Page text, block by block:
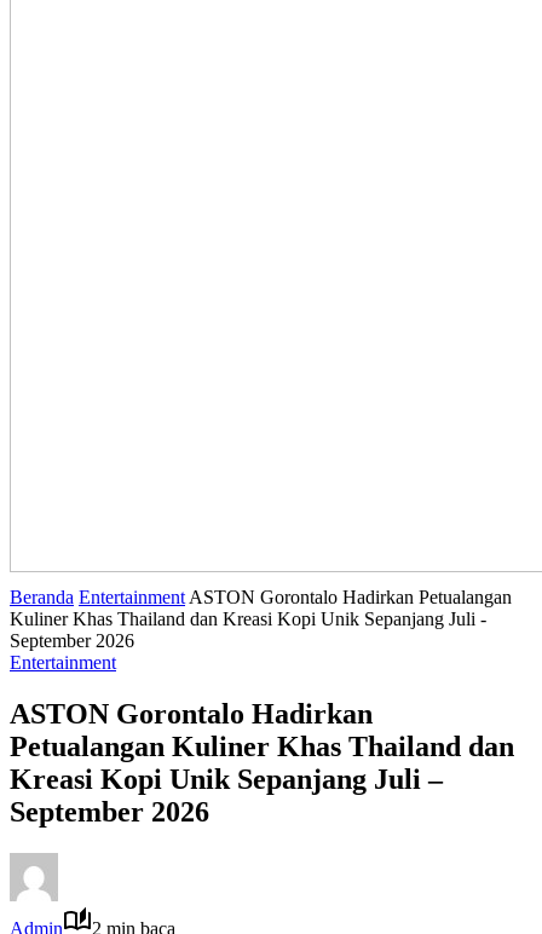
Beranda Entertainment ASTON Gorontalo Hadirkan Petualangan
Kuliner Khas Thailand dan Kreasi Kopi Unik Sepanjang Juli -
September 2026
Entertainment
ASTON Gorontalo Hadirkan
Petualangan Kuliner Khas Thailand dan
Kreasi Kopi Unik Sepanjang Juli –
September 2026
Admin
2 min baca